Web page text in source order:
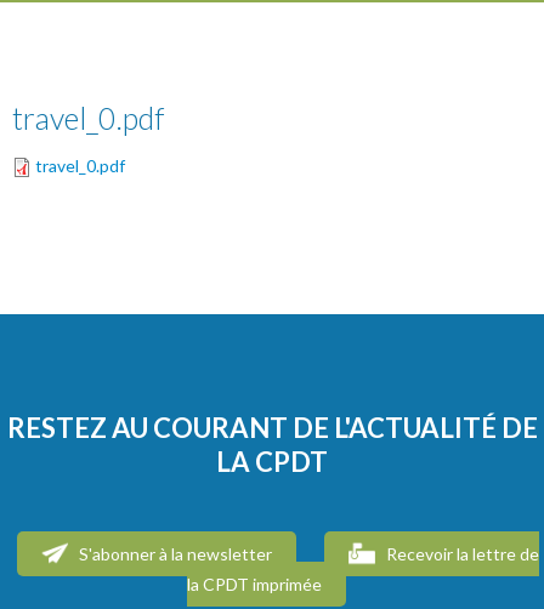
travel_0.pdf
travel_0.pdf
RESTEZ AU COURANT DE L'ACTUALITÉ DE
LA CPDT
S'abonner à la newsletter
Recevoir la lettre de
la CPDT imprimée